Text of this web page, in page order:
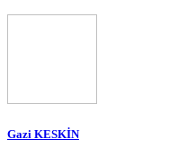
Gazi KESKİN